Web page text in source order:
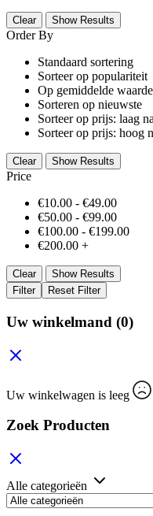
Clear Show Results
Order By
Standaard sortering
Sorteer op populariteit
Op gemiddelde
Sorteren op nieuwste
Sorteer op prijs: laag
Sorteer op prijs: hoog
Clear Show Results
Price
€10.00 - €49.00
€50.00 - €99.00
€100.00 - €199.00
€200.00 +
Clear
Show Results
Filter
Reset Filter
Uw winkelmand (0)
Uw winkelwagen is leeg
Zoek Producten
Alle categorieën